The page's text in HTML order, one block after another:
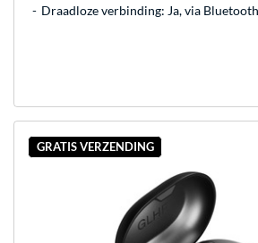
Draadloze verbinding: Ja, via
GRATIS VERZENDING